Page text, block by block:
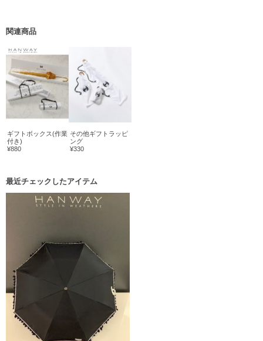
関連商品
ギフトボックス(作業
付き)
¥880
その他ギフトラッピ
ング
¥330
最近チェックしたアイテム